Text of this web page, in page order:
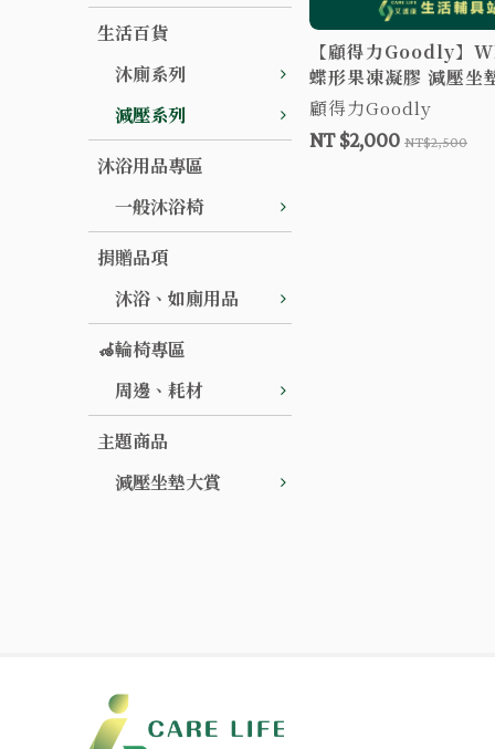
生活百貨
沐廁系列
減壓系列
沐浴用品專區
一般沐浴椅
捐贈品項
沐浴、如廁用品
🦽輪椅專區
周邊、耗材
主題商品
減壓坐墊大賞
【顧得力Goodly】
蝶形果凍凝膠 減壓坐
顧得力Goodly
NT $2,000 NT$2,500